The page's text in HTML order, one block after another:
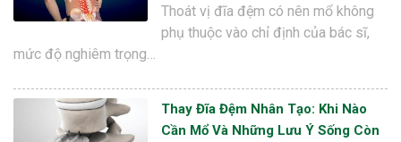
Thoát vị đĩa đệm có nên mổ không
phụ thuộc vào chỉ định của bác sĩ,
mức độ nghiêm trọng…
Thay Đĩa Đệm Nhân Tạo: Khi Nào
Cần Mổ Và Những Lưu Ý Sống Còn